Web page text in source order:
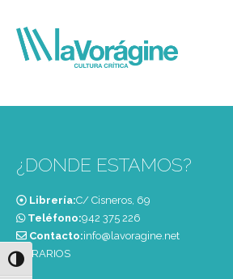
Alternar alto contraste
¿DONDE ESTAMOS?
Librería:C/ Cisneros, 69
Teléfono:‭942 375 226‬
Contacto:info@lavoragine.net
HORARIOS